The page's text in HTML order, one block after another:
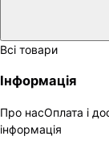
Всі товари
Інформація
Про насОплата і
інформація